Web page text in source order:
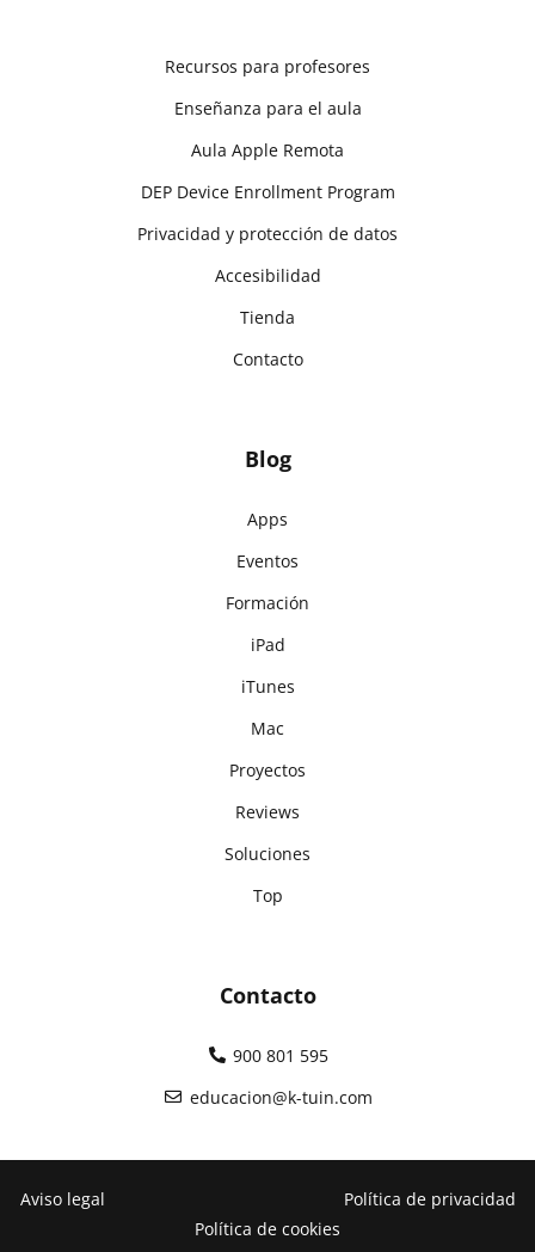
Recursos para profesores
Enseñanza para el aula
Aula Apple Remota
DEP Device Enrollment Program
Privacidad y protección de datos
Accesibilidad
Tienda
Contacto
Blog
Apps
Eventos
Formación
iPad
iTunes
Mac
Proyectos
Reviews
Soluciones
Top
Contacto
900 801 595
educacion@k-tuin.com
Aviso legal
Política de privacidad
Política de cookies